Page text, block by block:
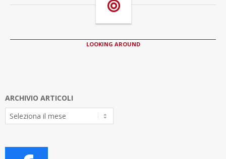
LOOKING AROUND
ARCHIVIO ARTICOLI
Archivio
Articoli